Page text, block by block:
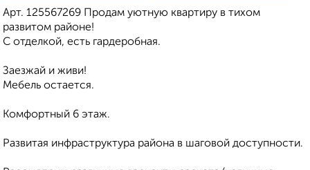
Арт. 125567269 Продам уютную квартиру в тихом
развитом районе!
С отделкой, есть гардеробная.
Заезжай и живи!
Мебель остается.
Комфортный 6 этаж.
Развитая инфраструктура района в шаговой доступности.